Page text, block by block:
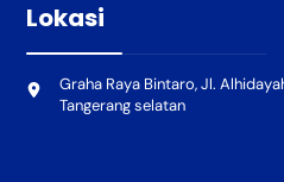
Lokasi
Graha Raya Bintaro, Jl.
Tangerang selatan